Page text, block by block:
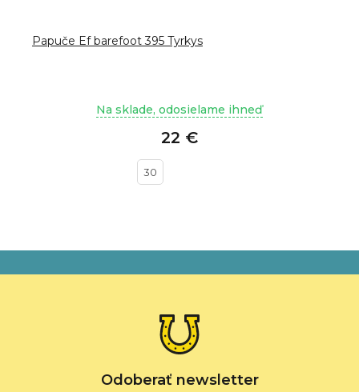
Papuče Ef barefoot 395 Tyrkys
Na sklade, odosielame ihneď
22 €
30
á
Odoberať newsletter